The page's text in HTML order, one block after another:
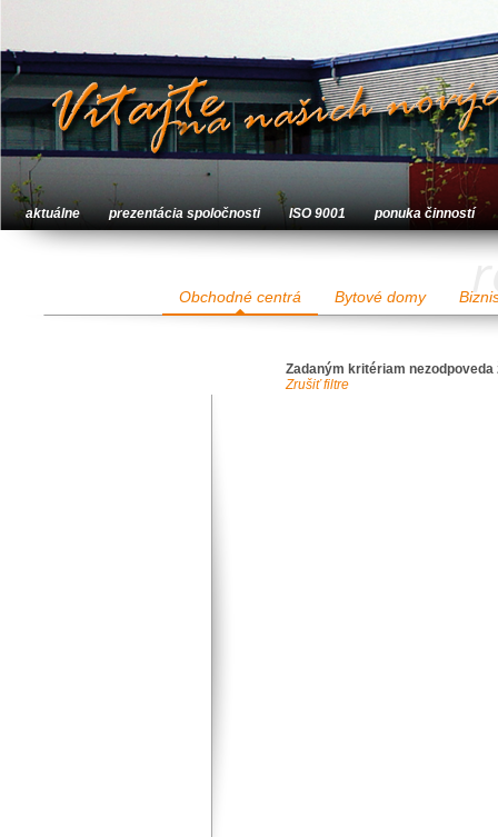
aktuálne prezentácia spoločnosti ISO 9001 ponuka činností
Obchodné centrá Bytové domy
Zadaným kritériam nezodpoveda
Zrušiť filtre